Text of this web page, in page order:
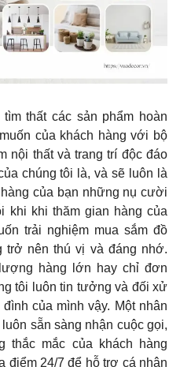
tìm thất các sản phẩm hoàn
của khách hàng với bộ
nội thất và trang trí độc đáo
chúng tôi là, và sẽ luôn là
của bạn những nụ cười
khi khi thăm gian hàng của
trải nghiệm mua sắm đồ
trở nên thú vị và đáng nhớ.
hàng lớn hay chỉ đơn
tôi luôn tin tưởng và đối xử
của mình vậy. Một nhân
sẵn sàng nhận cuộc gọi,
thắc mắc của khách hàng
điểm 24/7 để hỗ trợ cá nhân